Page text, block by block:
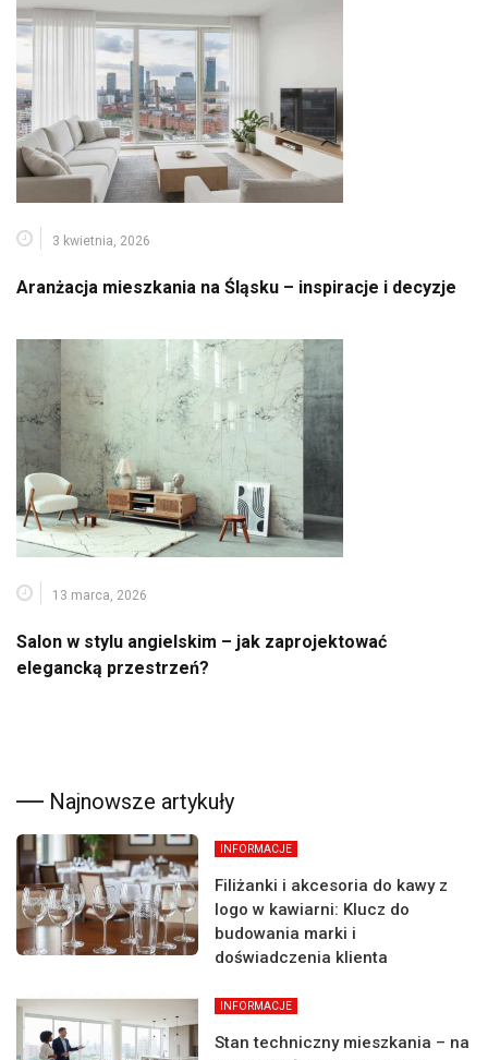
3 kwietnia, 2026
Aranżacja mieszkania na Śląsku – inspiracje i decyzje
13 marca, 2026
Salon w stylu angielskim – jak zaprojektować
elegancką przestrzeń?
Najnowsze artykuły
INFORMACJE
Filiżanki i akcesoria do kawy z
logo w kawiarni: Klucz do
budowania marki i
doświadczenia klienta
INFORMACJE
Stan techniczny mieszkania – na